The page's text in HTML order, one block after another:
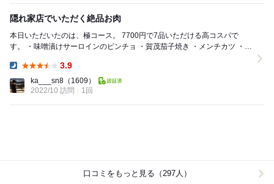
隠れ家店でいただく絶品お肉
本日いただいたのは、極コース。 7700円で7品いただける高コスパで
す。 ・味噌漬けサーロインのピンチョ ・賀茂茄子焼き ・メンチカツ ・水
3.9
ka___sn8 （1609）
2022/10 訪問
1回
口コミをもっと見る（297人）